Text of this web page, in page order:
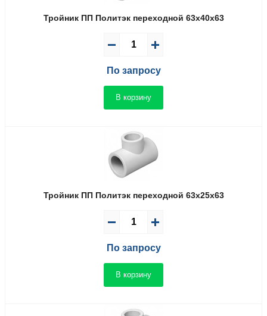
Тройник ПП Политэк переходной 63x40x63
По запросу
В корзину
Тройник ПП Политэк переходной 63x25x63
По запросу
В корзину